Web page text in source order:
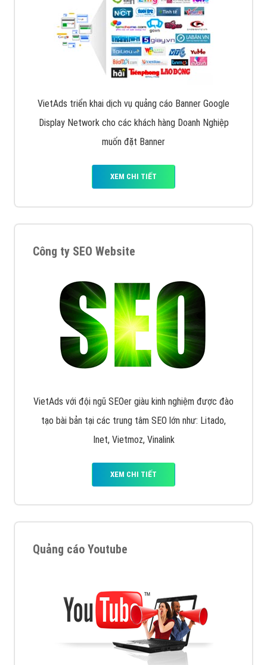
VietAds triển khai dịch vụ quảng cáo Banner Google
Display Network cho các khách hàng Doanh Nghiệp
muốn đặt Banner
XEM CHI TIẾT
Công ty SEO Website
VietAds với đội ngũ SEOer giàu kinh nghiệm được đào
tạo bài bản tại các trung tâm SEO lớn như: Litado,
Inet, Vietmoz, Vinalink
XEM CHI TIẾT
Quảng cáo Youtube